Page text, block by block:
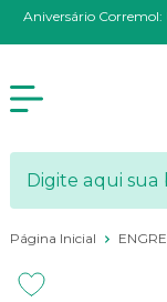
Aniversário Corremol:
Página Inicial